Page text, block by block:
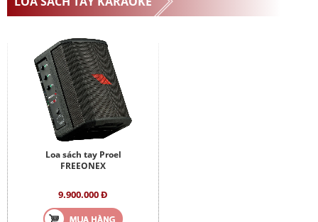
Loa sách tay Proel
FREEONEX
9.900.000 Đ